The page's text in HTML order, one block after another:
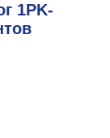
1PK-